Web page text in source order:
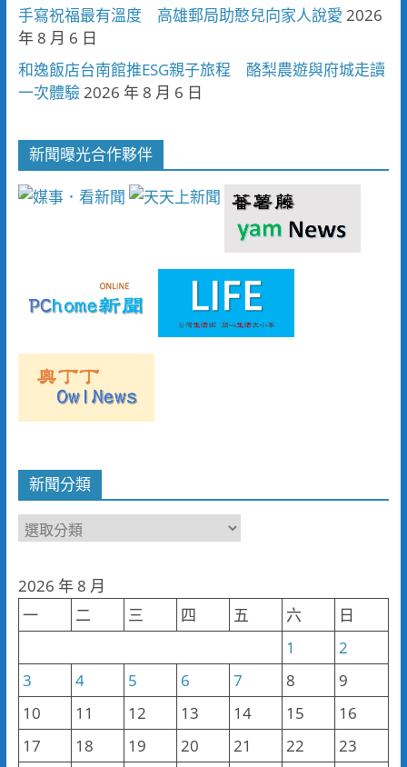
手寫祝福最有溫度 高雄郵局助憨兒向家人說愛 2026
年 8 月 6 日
和逸飯店台南館推ESG親子旅程 酪梨農遊與府城走讀
一次體驗2026 年 8 月 6 日
新聞曝光合作夥伴
新聞分類
新
類
2026 年 8 月
一
二 三 四 五 六
日
1
2
3
4 5 6 7 8
9
10
11 12 13 14 15
16
17
18 19 20 21 22
23